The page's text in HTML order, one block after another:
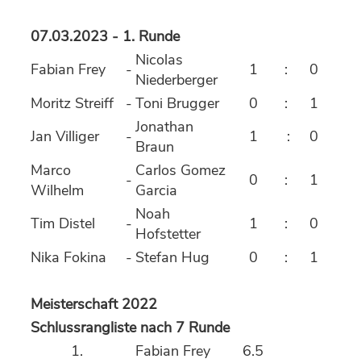
07.03.2023 - 1. Runde
Fabian Frey
- Nicolas
Niederberger
1 :
0
Moritz Streiff
- Toni Brugger 0 :
1
Jan Villiger
- Jonathan
Braun
1 :
0
Marco
Wilhelm
- Carlos Gomez
Garcia
0 : 1
Tim Distel - Noah
Hofstetter
1 :
0
Nika Fokina
- Stefan Hug 0 : 1
Meisterschaft 2022
Schlussrangliste nach 7 Runde
1.
Fabian Frey
6.5